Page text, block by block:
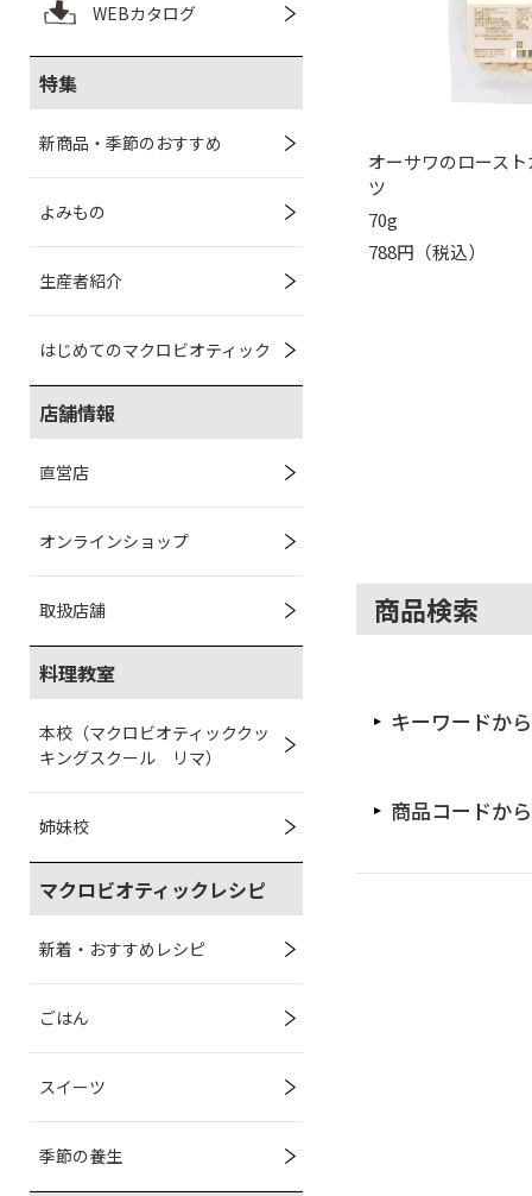
WEBカタログ
特集
新商品・季節のおすすめ
よみもの
生産者紹介
はじめてのマクロビオティック
店舗情報
直営店
オンラインショップ
取扱店舗
料理教室
本校（マクロビオティッククッ
キングスクール リマ）
姉妹校
マクロビオティックレシピ
新着・おすすめレシピ
ごはん
スイーツ
季節の養生
オーサワのロース
ツ
70g
788円（税込）
商品検索
キーワードか
商品コードか